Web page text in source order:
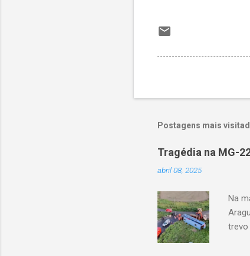
Postagens mais
Tragédia na MG-
abril 08, 2025
Na
trevo